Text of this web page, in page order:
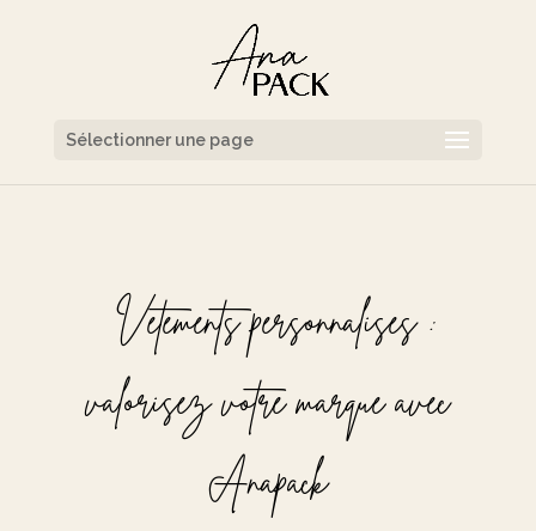
Sélectionner une page
Vêtements personnalisés :
valorisez votre marque avec
Anapack